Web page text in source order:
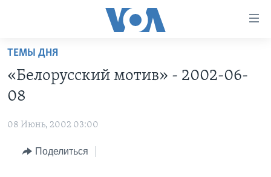
Перейти
основной
контент
навигации
ПРОГРАММЫ
НОВОСТИ ЗА МИНУТУ
ИТОГИ
УЧИМ АНГЛИЙСКИЙ
НАША АМЕРИКАНСКАЯ ИСТОРИЯ
ЭКСПЕРТИЗА
ИНТЕРВЬЮ
ТЕМЫ ДНЯ
«Белорусский мотив» - 2002-06-
08
08 Июнь, 2002 03:00
Поделиться